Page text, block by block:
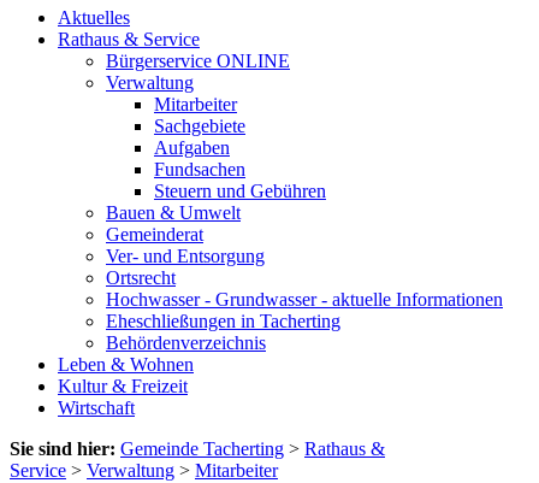
Aktuelles
Rathaus & Service
Bürgerservice ONLINE
Verwaltung
Mitarbeiter
Sachgebiete
Aufgaben
Fundsachen
Steuern und Gebühren
Bauen & Umwelt
Gemeinderat
Ver- und Entsorgung
Ortsrecht
Hochwasser - Grundwasser - aktuelle Informationen
Eheschließungen in Tacherting
Behördenverzeichnis
Leben & Wohnen
Kultur & Freizeit
Wirtschaft
Sie sind hier: Gemeinde Tacherting > Rathaus &
Service > Verwaltung > Mitarbeiter